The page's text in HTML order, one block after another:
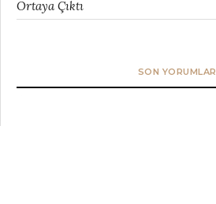
Ortaya Çıktı
SON YORUMLAR